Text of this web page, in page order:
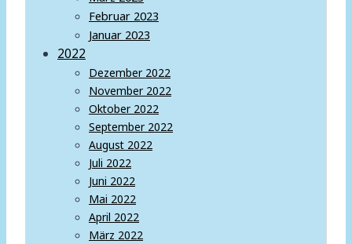
Februar 2023
Januar 2023
2022
Dezember 2022
November 2022
Oktober 2022
September 2022
August 2022
Juli 2022
Juni 2022
Mai 2022
April 2022
März 2022